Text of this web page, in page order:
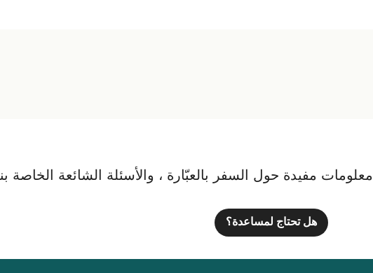
مفيدة حول السفر بالعبّارة ، والأسئلة الشائعة الخاصة بنا
هل تحتاج لمساعدة؟